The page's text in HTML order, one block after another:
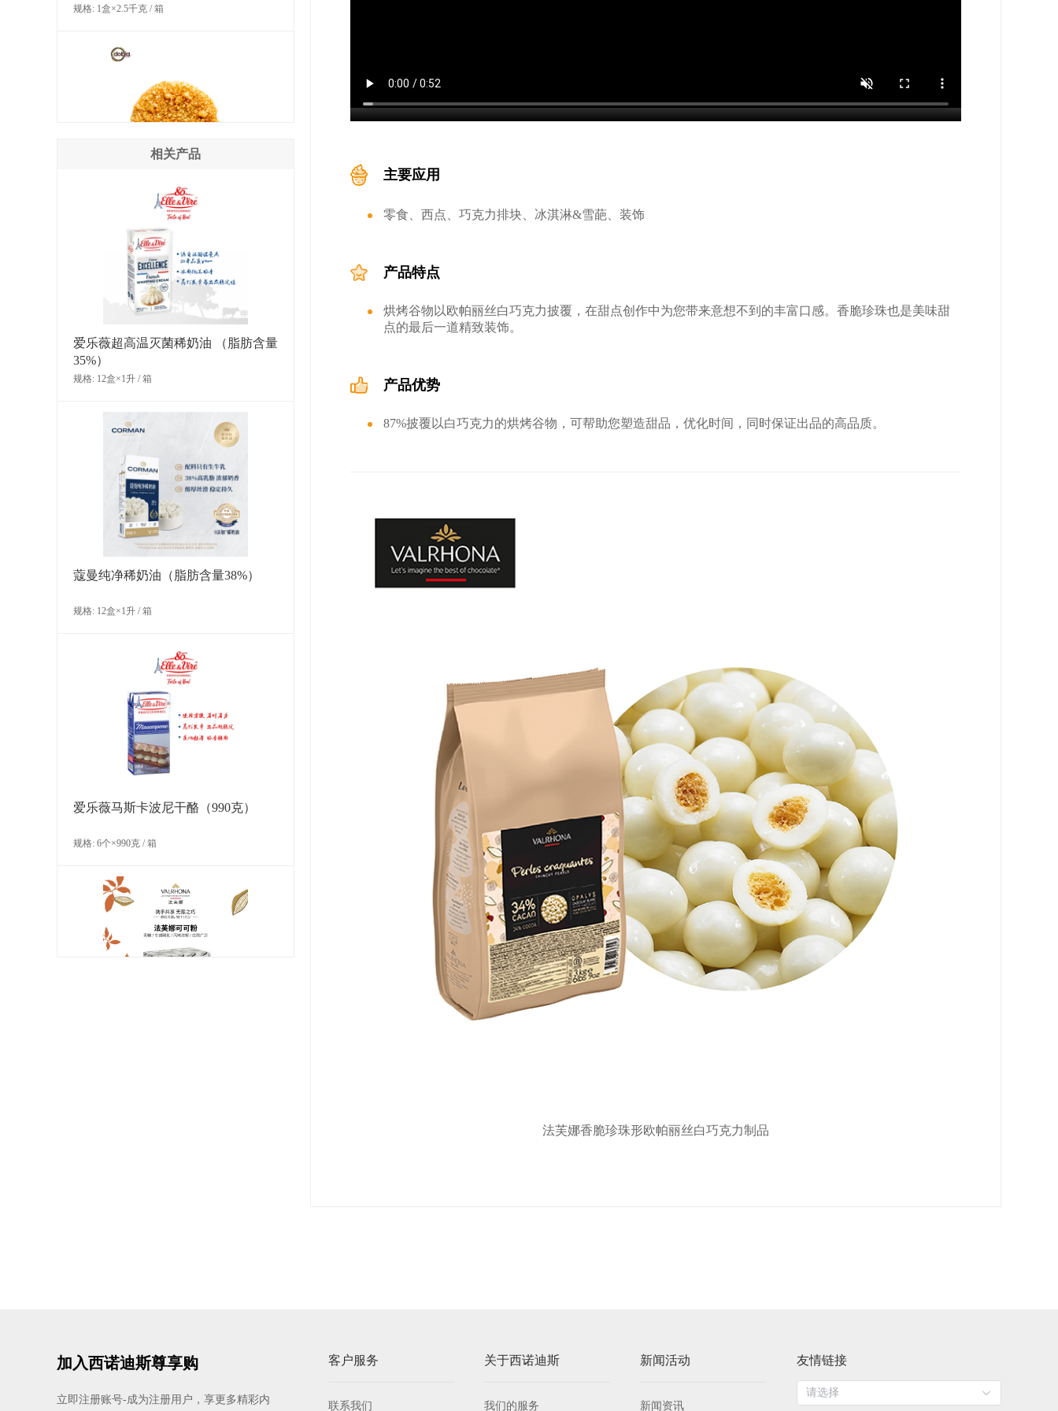
规格: 1盒×2.5千克 / 箱
多焙乐金色薄片形巧克力制品
规格: 6盒×369克（486片） / 箱
多焙乐矛形黑白混合巧克力
规格: 6盒×515克（490片） / 箱
多焙乐卷形白巧克力
规格: 1盒×4千克 / 箱
多焙乐蝴蝶形巧克力制品
规格: 6盒×171克（72片） / 箱
多焙乐黄色星形巧克力
规格: 6盒×304克（304片） / 箱
相关产品
爱乐薇超高温灭菌稀奶油 （脂肪含量
35%）
规格: 12盒×1升 / 箱
蔻曼纯净稀奶油（脂肪含量38%）
规格: 12盒×1升 / 箱
爱乐薇马斯卡波尼干酪（990克）
规格: 6个×990克 / 箱
主要应用
零食、西点、巧克力排块、冰淇淋&雪葩、装饰
产品特点
烘烤谷物以欧帕丽丝白巧克力披覆，在甜点创作中为您带来意想不到的丰富口感。香脆珍珠也是美味甜
点的最后一道精致装饰。
产品优势
87%披覆以白巧克力的烘烤谷物，可帮助您塑造甜品，优化时间，同时保证出品的高品质。
法芙娜香脆珍珠形欧帕丽丝白巧克力制品
加入西诺迪斯尊享购
立即注册账号-成为注册用户，享更多精彩内
客户服务
联系我们
关于西诺迪斯
我们的服务
新闻活动
新闻资讯
友情链接
请选择